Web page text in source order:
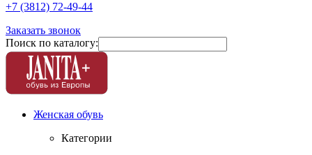
+7 (3812) 72-49-44
Заказать звонок
Поиск по каталогу:
Женская обувь
Категории